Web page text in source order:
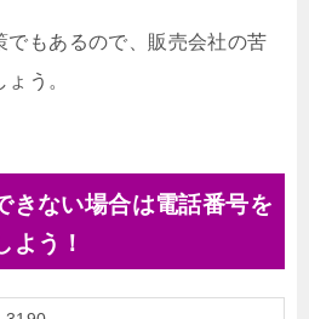
でもあるので、販売会社の苦
う。
きない場合は電話番号を
よう！